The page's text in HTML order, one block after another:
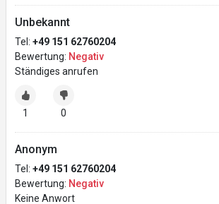
Unbekannt
Tel: +49 151 62760204
Bewertung: Negativ
Ständiges anrufen
1 0
Anonym
Tel: +49 151 62760204
Bewertung: Negativ
Keine Anwort